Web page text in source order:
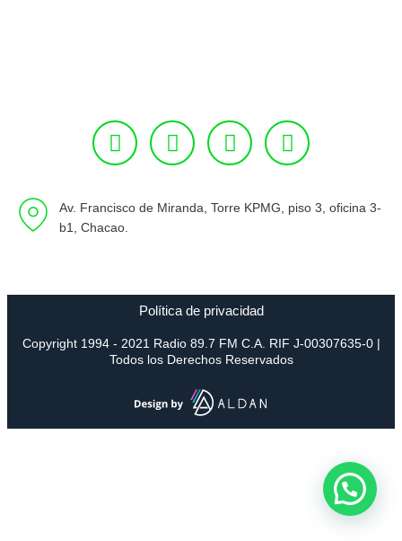
Av. Francisco de Miranda, Torre KPMG, piso 3, oficina 3-
b1, Chacao.
Política de privacidad
Copyright 1994 - 2021 Radio 89.7 FM C.A. RIF J-00307635-0 |
Todos los Derechos Reservados